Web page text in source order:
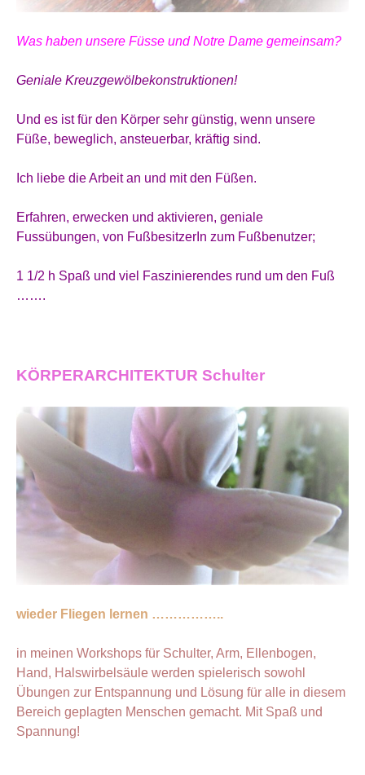
Was haben unsere Füsse und Notre Dame gemeinsam?
Geniale Kreuzgewölbekonstruktionen!
Und es ist für den Körper sehr günstig, wenn unsere
Füße, beweglich, ansteuerbar, kräftig sind.
Ich liebe die Arbeit an und mit den Füßen.
Erfahren, erwecken und aktivieren, geniale
Fussübungen, von FußbesitzerIn zum Fußbenutzer;
1 1/2 h Spaß und viel Faszinierendes rund um den Fuß
…….
KÖRPERARCHITEKTUR Schulter
wieder Fliegen lernen ……………..
in meinen Workshops für Schulter, Arm, Ellenbogen,
Hand, Halswirbelsäule werden spielerisch sowohl
Übungen zur Entspannung und Lösung für alle in diesem
Bereich geplagten Menschen gemacht. Mit Spaß und
Spannung!